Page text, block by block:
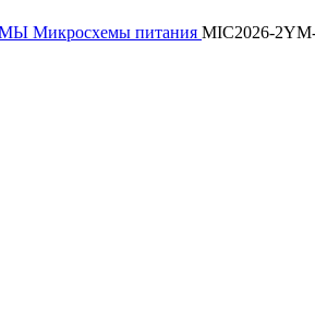
Микросхемы питания MIC2026-